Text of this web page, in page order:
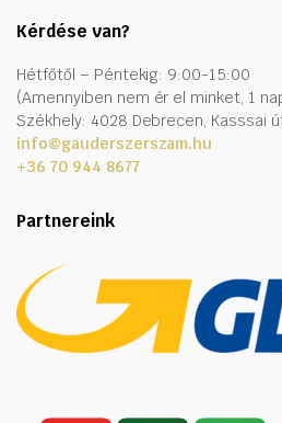
Kérdése van?
Hétfőtől – Péntekig: 9:00-15:00
(Amennyiben nem ér el minket, 1
Székhely: 4028 Debrecen, Kasssai
info@gauderszerszam.hu
+36 70 944 8677
Partnereink